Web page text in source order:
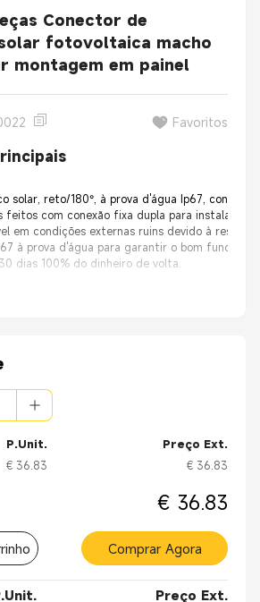
Conector de
fotovoltaica macho
montagem em painel
Favoritos
solar, reto/180°, à prova d'água Ip67, conector
feitos com conexão fixa dupla para instalação
em condições externas ruins devido à
à prova d'água para garantir o bom
dias 100% do dinheiro de volta.
P.Unit.
€ 36.83
Preço Ext.
€ 36.83
€ 36.83
Comprar Agora
Preço Ext.